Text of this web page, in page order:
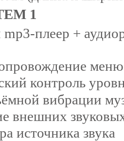
1
плеер +
контроль
вибрации
внешних
источника звука